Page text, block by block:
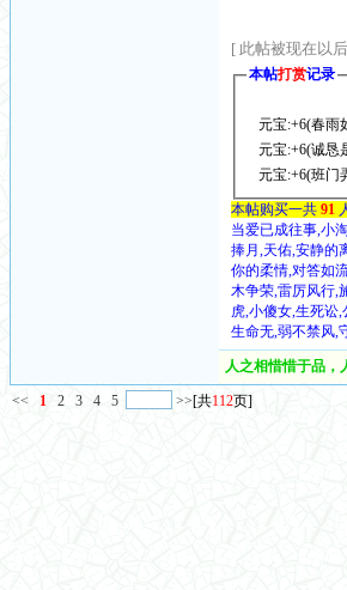
[ 此帖被现在以
本帖打赏记录
元宝:+6(春雨
元宝:+6(诚恳
元宝:+6(班门
本帖购买一共 91
当爱已成往事,小
捧月,天佑,安静的
你的柔情,对答如
木争荣,雷厉风行,
虎,小傻女,生死讼
生命无,弱不禁风,
人之相惜惜于品，
<< 1 2 3 4 5 >>[共112页]